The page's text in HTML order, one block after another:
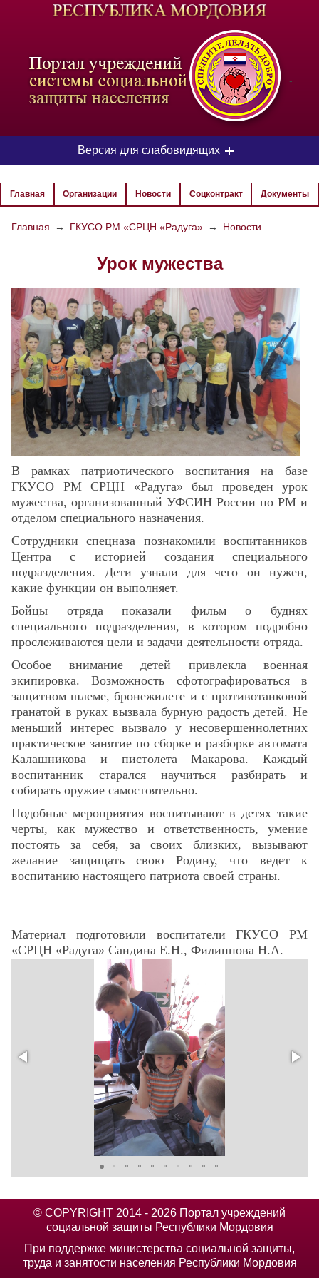
-
Версия для слабовидящих
ЦВЕТОВАЯ СХЕМА
Aa
ИЗОБРАЖЕНИЯ
Скрыть Ч/б
Настройки по умолчанию
Главная Организации Новости Соцконтракт Документы
Главная → ГКУСО РМ «СРЦН «Радуга» → Новости
Урок мужества
В рамках патриотического воспитания на базе
ГКУСО РМ СРЦН «Радуга» был проведен урок
мужества, организованный УФСИН России по РМ и
отделом специального назначения.
Сотрудники спецназа познакомили воспитанников
Центра с историей создания специального
подразделения. Дети узнали для чего он нужен,
какие функции он выполняет.
Бойцы отряда показали фильм о буднях
специального подразделения, в котором подробно
прослеживаются цели и задачи деятельности отряда.
Особое внимание детей привлекла военная
экипировка. Возможность сфотографироваться в
защитном шлеме, бронежилете и с противотанковой
гранатой в руках вызвала бурную радость детей. Не
меньший интерес вызвало у несовершеннолетних
практическое занятие по сборке и разборке автомата
Калашникова и пистолета Макарова. Каждый
воспитанник старался научиться разбирать и
собирать оружие самостоятельно.
Подобные мероприятия воспитывают в детях такие
черты, как мужество и ответственность, умение
постоять за себя, за своих близких, вызывают
желание защищать свою Родину, что ведет к
воспитанию настоящего патриота своей страны.
Материал подготовили воспитатели ГКУСО РМ
«СРЦН «Радуга» Сандина Е.Н., Филиппова Н.А.
© COPYRIGHT 2014 - 2026 Портал учреждений
социальной защиты Республики Мордовия
При поддержке министерства социальной защиты,
труда и занятости населения Республики Мордовия